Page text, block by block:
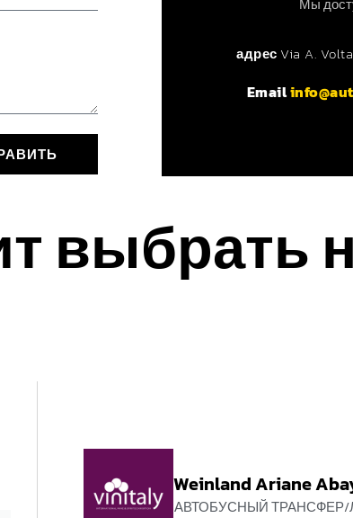
адрес Via A.
Email
выбрать
Weinland Ariane
АВТОБУСНЫЙ ТРАНСФЕР/